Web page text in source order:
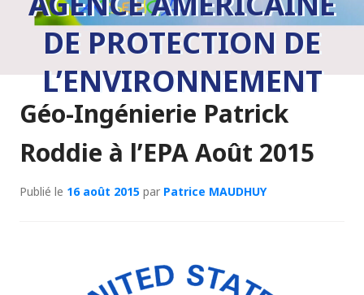
DE PROTECTION DE
L’ENVIRONNEMENT
Géo-Ingénierie Patrick
Roddie à l’EPA Août 2015
Publié le 16 août 2015 par Patrice MAUDHUY